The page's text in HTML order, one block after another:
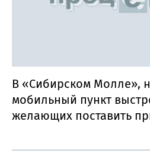
В «Сибирском Молле»,
мобильный пункт
желающих поставить